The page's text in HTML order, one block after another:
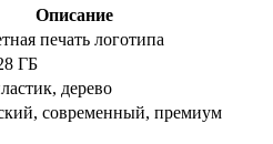
Описание
печать логотипа
ГБ
дерево
современный, премиум